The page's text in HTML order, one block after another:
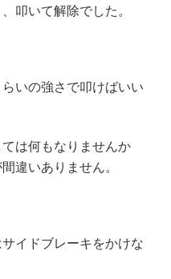
叩いて解除でした。
いの強さで叩けばいい
は何もなりませんか
違いありません。
イドブレーキをかけな